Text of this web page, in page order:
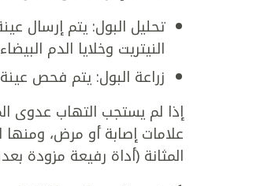
تحليل البول: يتم إرسال
النيتريت وخلايا الدم
زراعة البول: يتم فحص
إذا لم يستجب التهاب عدوى
علامات إصابة أو مرض،
المثانة (أداة رفيعة مزودة